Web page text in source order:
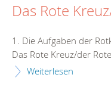
Das Rote
1. Die Aufgaben der
Das Rote Kreuz/der
Weiterlesen